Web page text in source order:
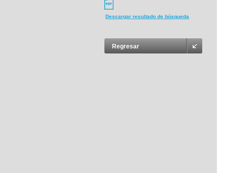
Descargar resultado de búsqueda
Regresar